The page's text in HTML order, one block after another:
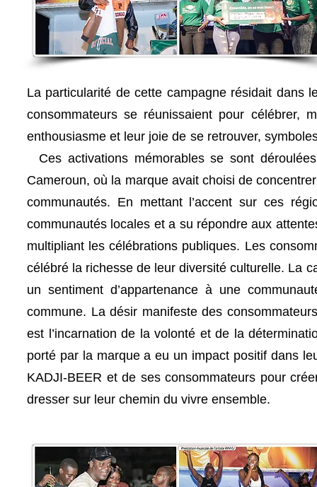
La particularité de cette campagne résidait dans
consommateurs se réunissaient pour célébrer,
enthousiasme et leur joie de se retrouver,
Ces activations mémorables se sont
Cameroun, où la marque avait choisi de
communautés. En mettant l’accent sur ces
communautés locales et a su répondre aux
multipliant les célébrations publiques. Les
célébré la richesse de leur diversité culturelle. La
un sentiment d’appartenance à une
commune. La désir manifeste des
est l’incarnation de la volonté et de la
porté par la marque a eu un impact positif dans
KADJI-BEER et de ses consommateurs pour
dresser sur leur chemin du vivre ensemble.